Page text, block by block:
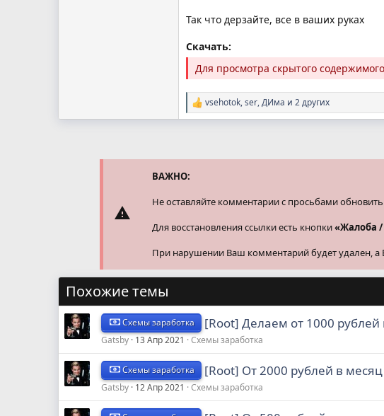
Так что дерзайте, все в ваших руках
Скачать:
Для просмотра скрытого
Р
е
и
vsehotok,ser,ДИма и 2 других
ВАЖНО:
Не оставляйте комментарии с просьбами
Для восстановления ссылки есть кнопки«Жалоба /
При нарушении Ваш комментарий будет удален, а
Похожие темы
Схемы заработка [Root] Делаем от 1000
Gatsby 13 Апр 2021 Схемы заработка
Схемы заработка [Root] От 2000 рублей в
Gatsby 12 Апр 2021 Схемы заработка